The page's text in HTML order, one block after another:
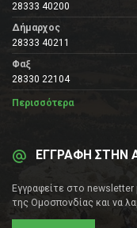
28333 40200
Δήμαρχος
28333 40211
Φαξ
28330 22104
Περισσότερα
ΕΓΓΡΑΦΗ ΣΤΗΝ
Εγγραφείτε στο newsletter
της Ομοσπονδίας και να